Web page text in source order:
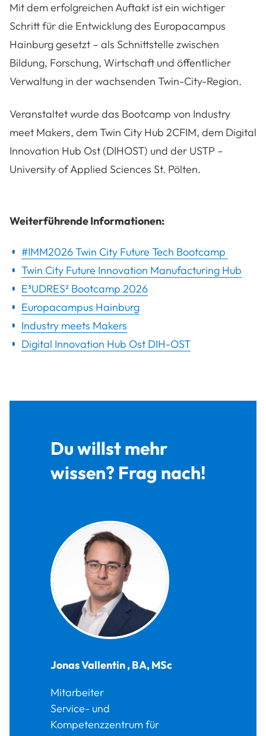
Mit dem erfolgreichen Auftakt ist ein wichtiger
Schritt für die Entwicklung des Europacampus
Hainburg gesetzt – als Schnittstelle zwischen
Bildung, Forschung, Wirtschaft und öffentlicher
Verwaltung in der wachsenden Twin-City-Region.
Veranstaltet wurde das Bootcamp von Industry
meet Makers, dem Twin City Hub 2CFIM, dem Digital
Innovation Hub Ost (DIHOST) und der USTP –
University of Applied Sciences St. Pölten.
Weiterführende Informationen:
#IMM2026 Twin City Future Tech Bootcamp
Twin City Future Innovation Manufacturing Hub
E³UDRES² Bootcamp 2026
Europacampus Hainburg
Industry meets Makers
Digital Innovation Hub Ost DIH-OST
Du willst mehr
wissen? Frag nach!
JonasVallentin,BA, MSc
Mitarbeiter
Service- und
Kompetenzzentrum für